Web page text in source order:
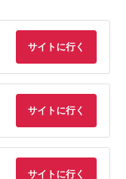
サイトに行く
サイトに行く
サイトに行く